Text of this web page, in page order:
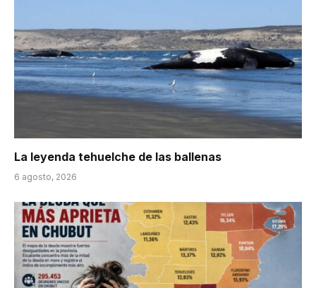
La leyenda tehuelche de las ballenas
6 agosto, 2026